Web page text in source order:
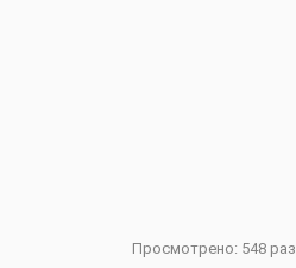
Просмотрено: 548 раз